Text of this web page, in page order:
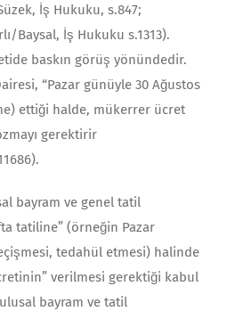
İş Hukuku, s.847;
Baysal, İş Hukuku s.1313).
baskın görüş yönündedir.
“Pazar günüyle 30 Ağustos
ettiği halde, mükerrer ücret
gerektirir
bayram ve genel tatil
tatiline” (örneğin Pazar
tedahül etmesi) halinde
verilmesi gerektiği kabul
bayram ve tatil